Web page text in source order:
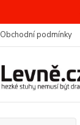
Obchodní podmínky